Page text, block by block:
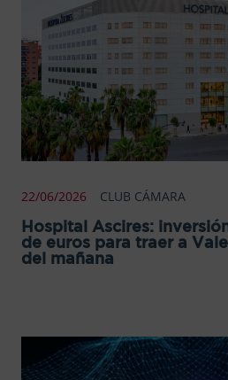
22/06/2026 CLUB CÁMARA
Hospital Ascires:
de euros para traer a
del mañana